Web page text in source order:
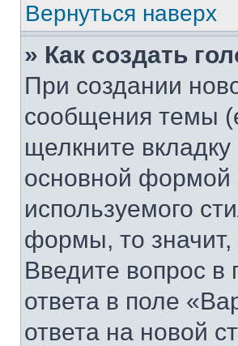
Вернуться наверх
» Как создать
При создании
сообщения темы
щелкните
основной формой
используемого
формы, то значит,
Введите вопрос
ответа в поле
ответа на новой